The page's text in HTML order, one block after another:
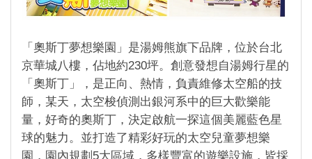
「奧斯丁夢想樂園」是湯姆熊旗下品牌，位於台北
京華城八樓，佔地約230坪。創意發想自湯姆行星的
「奧斯丁」，是正向、熱情，負責維修太空船的技
師，某天，太空梭偵測出銀河系中的巨大歡樂能
量，好奇的奧斯丁，決定啟航一探這個美麗藍色星
球的魅力。並打造了精彩好玩的太空兒童夢想樂
園，園內規劃5大區域，多樣豐富的遊樂設施，皆採